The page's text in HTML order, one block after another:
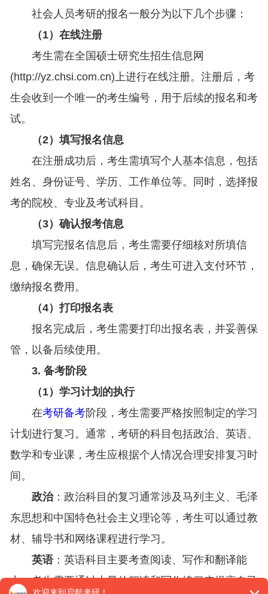
社会人员考研的报名一般分为以下几个步骤：
（1）在线注册
考生需在全国硕士研究生招生信息网
(http://yz.chsi.com.cn)上进行在线注册。注册后，考
生会收到一个唯一的考生编号，用于后续的报名和考
试。
（2）填写报名信息
在注册成功后，考生需填写个人基本信息，包括
姓名、身份证号、学历、工作单位等。同时，选择报
考的院校、专业及考试科目。
（3）确认报考信息
填写完报名信息后，考生需要仔细核对所填信
息，确保无误。信息确认后，考生可进入支付环节，
缴纳报名费用。
（4）打印报名表
报名完成后，考生需要打印出报名表，并妥善保
管，以备后续使用。
3. 备考阶段
（1）学习计划的执行
在考研备考阶段，考生需要严格按照制定的学习
计划进行复习。通常，考研的科目包括政治、英语、
数学和专业课，考生应根据个人情况合理安排复习时
间。
政治：政治科目的复习通常涉及马列主义、毛泽
东思想和中国特色社会主义理论等，考生可以通过教
材、辅导书和网络课程进行学习。
英语：英语科目主要考查阅读、写作和翻译能
力，考生需要通过大量的阅读和写作练习来提高自己